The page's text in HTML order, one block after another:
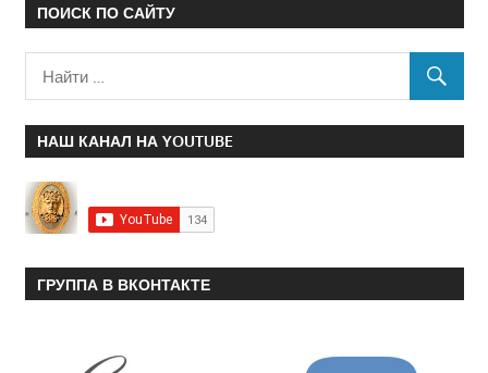
ПОИСК ПО САЙТУ
НАШ КАНАЛ НА YOUTUBE
ГРУППА В ВКОНТАКТЕ